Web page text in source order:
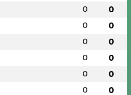
0 0
0 0
0 0
0 0
0 0
0 0